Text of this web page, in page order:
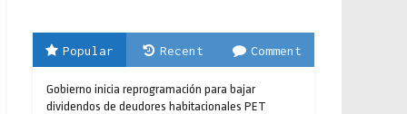
Popular Recent Comment
Gobierno inicia reprogramación para bajar
dividendos de deudores habitacionales PET